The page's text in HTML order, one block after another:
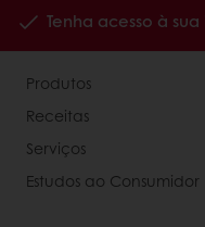
Tenha acesso à
Produtos
Receitas
Serviços
Estudos ao Consumidor